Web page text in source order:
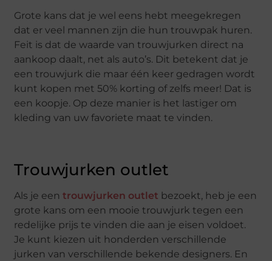
Grote kans dat je wel eens hebt meegekregen
dat er veel mannen zijn die hun trouwpak huren.
Feit is dat de waarde van trouwjurken direct na
aankoop daalt, net als auto’s. Dit betekent dat je
een trouwjurk die maar één keer gedragen wordt
kunt kopen met 50% korting of zelfs meer! Dat is
een koopje. Op deze manier is het lastiger om
kleding van uw favoriete maat te vinden.
Trouwjurken outlet
Als je eentrouwjurken outlet bezoekt, heb je een
grote kans om een ​​mooie trouwjurk tegen een
redelijke prijs te vinden die aan je eisen voldoet.
Je kunt kiezen uit honderden verschillende
jurken van verschillende bekende designers. En